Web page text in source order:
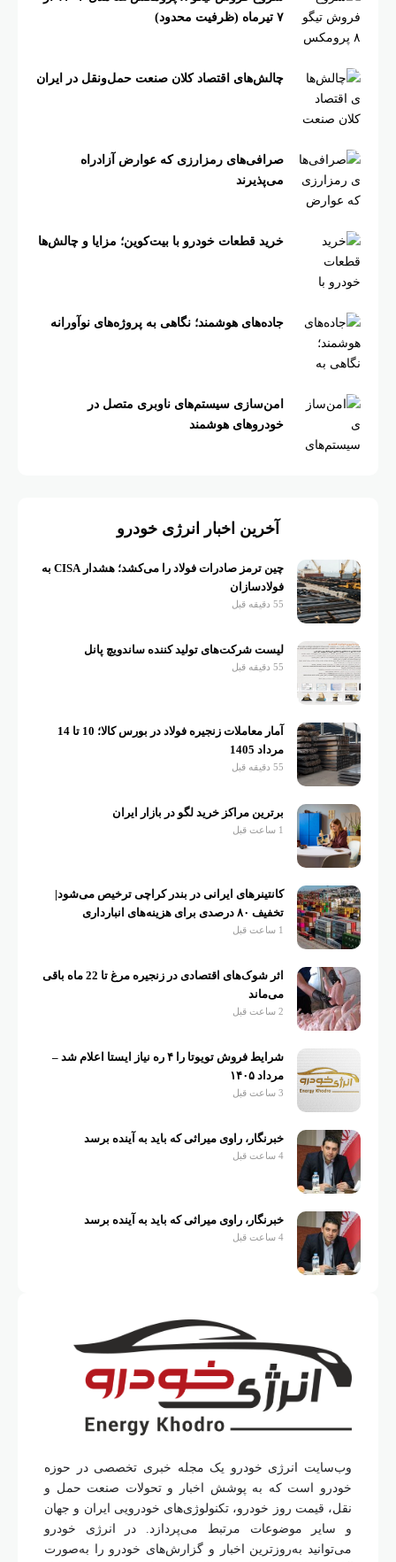
۷ تیرماه (ظرفیت محدود)
چالش‌های اقتصاد کلان صنعت حمل‌ونقل در ایران
صرافی‌های رمزارزی که عوارض آزادراه
می‌پذیرند
خرید قطعات خودرو با بیت‌کوین؛ مزایا و چالش‌ها
جاده‌های هوشمند؛ نگاهی به پروژه‌های نوآورانه
امن‌سازی سیستم‌های ناوبری متصل در
خودروهای هوشمند
آخرین اخبار انرژی خودرو
چین ترمز صادرات فولاد را می‌کشد؛ هشدار CISA به
فولادسازان
55 دقیقه قبل
لیست شرکت‌های تولید کننده ساندویچ پانل
55 دقیقه قبل
آمار معاملات زنجیره فولاد در بورس کالا؛ 10 تا 14
مرداد 1405
55 دقیقه قبل
برترین مراکز خرید لگو در بازار ایران
1 ساعت قبل
کانتینرهای ایرانی در بندر کراچی ترخیص می‌شود|
تخفیف ۸۰ درصدی برای هزینه‌های انبارداری
1 ساعت قبل
اثر شوک‌های اقتصادی در زنجیره مرغ تا 22 ماه باقی
می‌ماند
2 ساعت قبل
شرایط فروش تویوتا را ۴ ره نیاز ایستا اعلام شد –
مرداد ۱۴۰۵
3 ساعت قبل
خبرنگار، راوی میراثی که باید به آینده برسد
4 ساعت قبل
خبرنگار، راوی میراثی که باید به آینده برسد
4 ساعت قبل
وب‌سایت انرژی خودرو یک مجله خبری تخصصی در حوزه
خودرو است که به پوشش اخبار و تحولات صنعت حمل و
نقل، قیمت روز خودرو، تکنولوژی‌های خودرویی ایران و جهان
و سایر موضوعات مرتبط می‌پردازد. در انرژی خودرو
می‌توانید به‌روزترین اخبار و گزارش‌های خودرو را به‌صورت